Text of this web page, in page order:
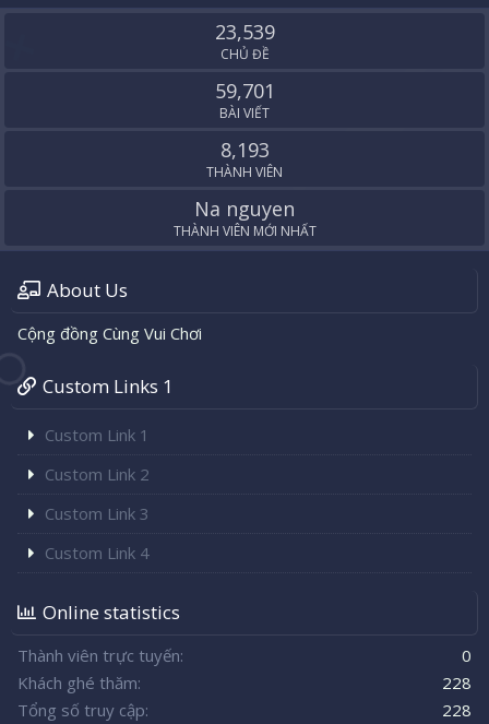
S
23,539
CHỦ ĐỀ
59,701
BÀI VIẾT
8,193
THÀNH VIÊN
Na nguyen
THÀNH VIÊN MỚI NHẤT
About Us
Cộng đồng Cùng Vui Chơi
Custom Links 1
Custom Link 1
Custom Link 2
Custom Link 3
Custom Link 4
Online statistics
Thành viên trực tuyến
0
Khách ghé thăm
228
Tổng số truy cập
228